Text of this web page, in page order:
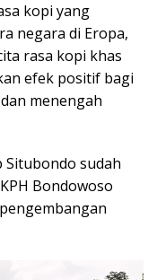
kopi yang
negara di Eropa,
rasa kopi khas
efek positif bagi
menengah
Situbondo sudah
Bondowoso